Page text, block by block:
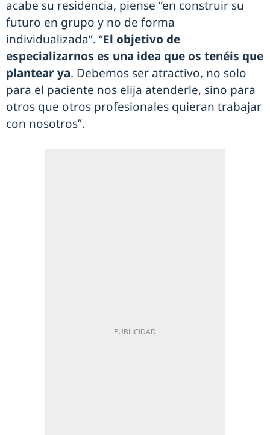
acabe su residencia, piense “en construir su
futuro en grupo y no de forma
individualizada”. “El objetivo de
especializarnos es una idea que os tenéis que
plantear ya. Debemos ser atractivo, no solo
para el paciente nos elija atenderle, sino para
otros que otros profesionales quieran trabajar
con nosotros”.